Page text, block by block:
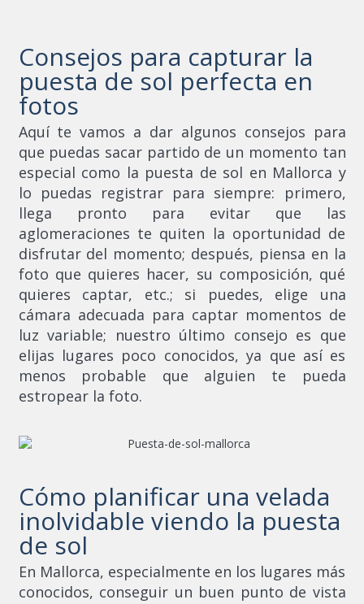
Consejos para capturar la
puesta de sol perfecta en
fotos
Aquí te vamos a dar algunos consejos para
que puedas sacar partido de un momento tan
especial como la puesta de sol en Mallorca y
lo puedas registrar para siempre: primero,
llega pronto para evitar que las
aglomeraciones te quiten la oportunidad de
disfrutar del momento; después, piensa en la
foto que quieres hacer, su composición, qué
quieres captar, etc.; si puedes, elige una
cámara adecuada para captar momentos de
luz variable; nuestro último consejo es que
elijas lugares poco conocidos, ya que así es
menos probable que alguien te pueda
estropear la foto.
Cómo planificar una velada
inolvidable viendo la puesta
de sol
En Mallorca, especialmente en los lugares más
conocidos, conseguir un buen punto de vista